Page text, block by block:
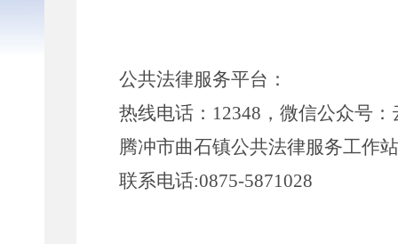
公共法律服务平台 ：
热线电话 ： 12348 ， 微信公众号：
腾冲市曲石镇公共法律服务工作站
联系电话:0875-5871028